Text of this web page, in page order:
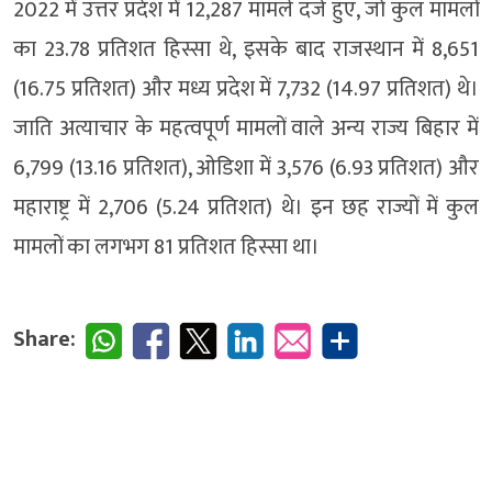
2022 में उत्तर प्रदेश में 12,287 मामले दर्ज हुए, जो कुल मामलों
का 23.78 प्रतिशत हिस्सा थे, इसके बाद राजस्थान में 8,651
(16.75 प्रतिशत) और मध्य प्रदेश में 7,732 (14.97 प्रतिशत) थे।
जाति अत्याचार के महत्वपूर्ण मामलों वाले अन्य राज्य बिहार में
6,799 (13.16 प्रतिशत), ओडिशा में 3,576 (6.93 प्रतिशत) और
महाराष्ट्र में 2,706 (5.24 प्रतिशत) थे। इन छह राज्यों में कुल
मामलों का लगभग 81 प्रतिशत हिस्सा था।
Share: